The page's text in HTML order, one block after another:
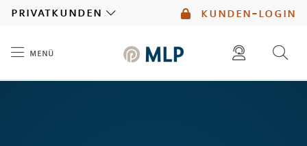
kunden-login
privatkunden
menü